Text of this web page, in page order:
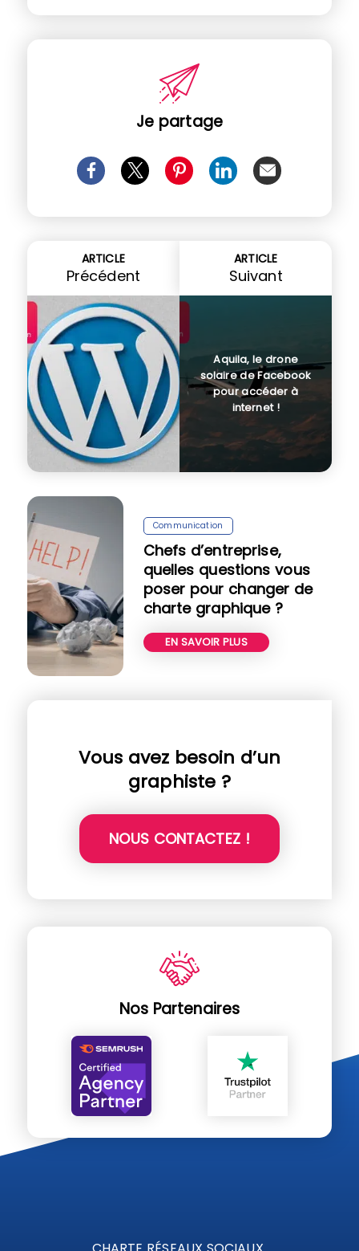
Je partage
ARTICLE
Précédent
ARTICLE
Suivant
Aquila, le drone
solaire de Facebook
pour accéder à
internet !
Communication
Chefs d’entreprise,
quelles questions vous
poser pour changer de
charte graphique ?
EN SAVOIR PLUS
Vous avez besoin d’un
graphiste ?
NOUS CONTACTEZ !
Nos Partenaires